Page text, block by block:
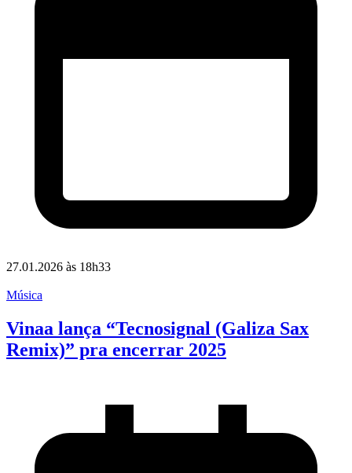
27.01.2026 às 18h33
Música
Vinaa lança “Tecnosignal (Galiza Sax
Remix)” pra encerrar 2025